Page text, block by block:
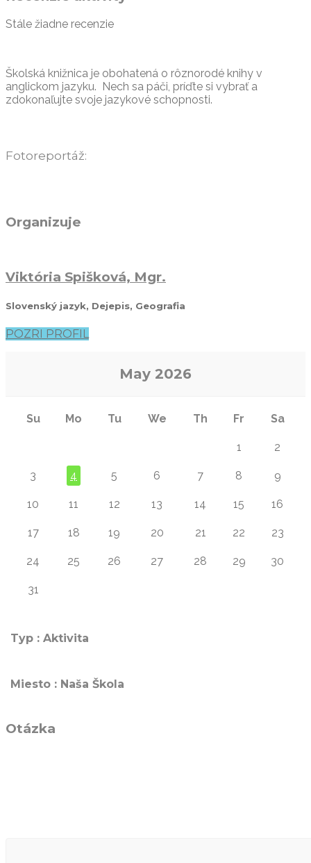
Stále žiadne recenzie
Školská knižnica je obohatená o rôznorodé knihy v
anglickom jazyku. Nech sa páči, príďte si vybrať a
zdokonaľujte svoje jazykové schopnosti.
Fotoreportáž:
Organizuje
Viktória Spišková, Mgr.
Slovenský jazyk, Dejepis, Geografia
POZRI PROFIL
May 2026
Su Mo Tu We Th Fr Sa
1 2
3 4 5 6 7 8 9
10 11 12 13 14 15 16
17 18 19 20 21 22 23
24 25 26 27 28 29 30
31
Typ : Aktivita
Miesto : Naša Škola
Otázka